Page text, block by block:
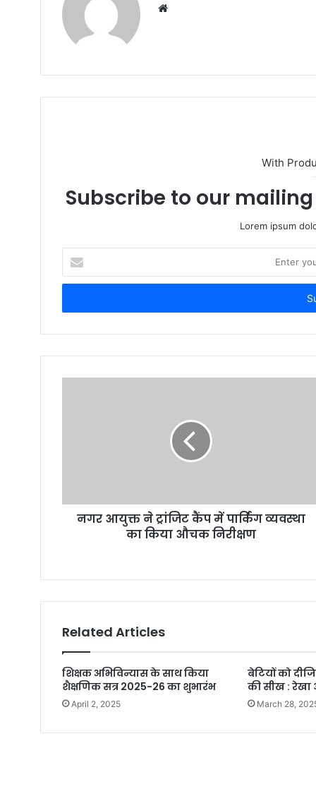
Website
With
Subscribe to our
Lorem ipsum
your
Email
नगर आयुक्त ने ट्रांजिट कैंप में पार्किंग व्यवस्था
का किया औचक निरीक्षण
Related Articles
शिक्षक अभिविन्यास के साथ किया
शैक्षणिक सत्र 2025-26 का शुभारंभ
April 2, 2025
बेटियों को
की सीख : रेखा
March 28,